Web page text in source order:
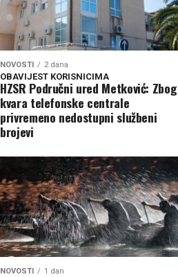
NOVOSTI 2 dana
OBAVIJEST KORISNICIMA
HZSR Područni ured Metković: Zbog
kvara telefonske centrale
privremeno nedostupni službeni
brojevi
NOVOSTI 1 dan